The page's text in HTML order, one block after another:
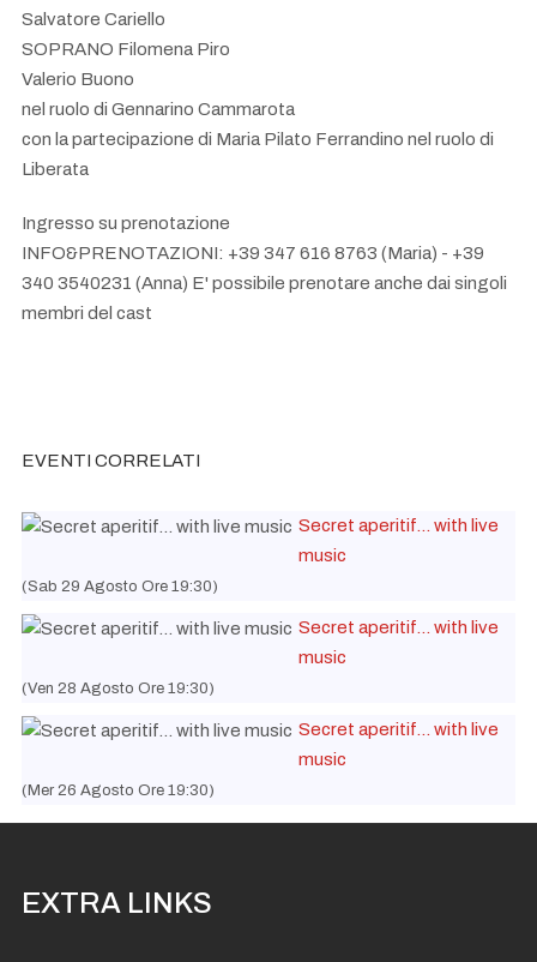
Salvatore Cariello
SOPRANO Filomena Piro
Valerio Buono
nel ruolo di Gennarino Cammarota
con la partecipazione di Maria Pilato Ferrandino nel ruolo di
Liberata
Ingresso su prenotazione
INFO&PRENOTAZIONI: +39 347 616 8763 (Maria) - +39
340 3540231 (Anna) E' possibile prenotare anche dai singoli
membri del cast
EVENTI CORRELATI
Secret aperitif... with live
music
(Sab 29 Agosto Ore 19:30)
Secret aperitif... with live
music
(Ven 28 Agosto Ore 19:30)
Secret aperitif... with live
music
(Mer 26 Agosto Ore 19:30)
EXTRA LINKS